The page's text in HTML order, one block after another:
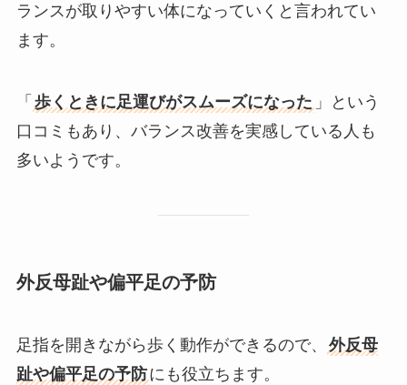
ランスが取りやすい体になっていくと言われてい
ます。
「 歩くときに足運びがスムーズになった 」という
口コミもあり、バランス改善を実感している人も
多いようです。
外反母趾や偏平足の予防
足指を開きながら歩く動作ができるので、
外反母
趾や偏平足の予防にも役立ちます。